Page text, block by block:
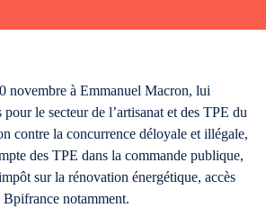
novembre à Emmanuel Macron, lui
le secteur de l’artisanat et des TPE du
contre la concurrence déloyale et illégale,
des TPE dans la commande publique,
sur la rénovation énergétique, accès
notamment.